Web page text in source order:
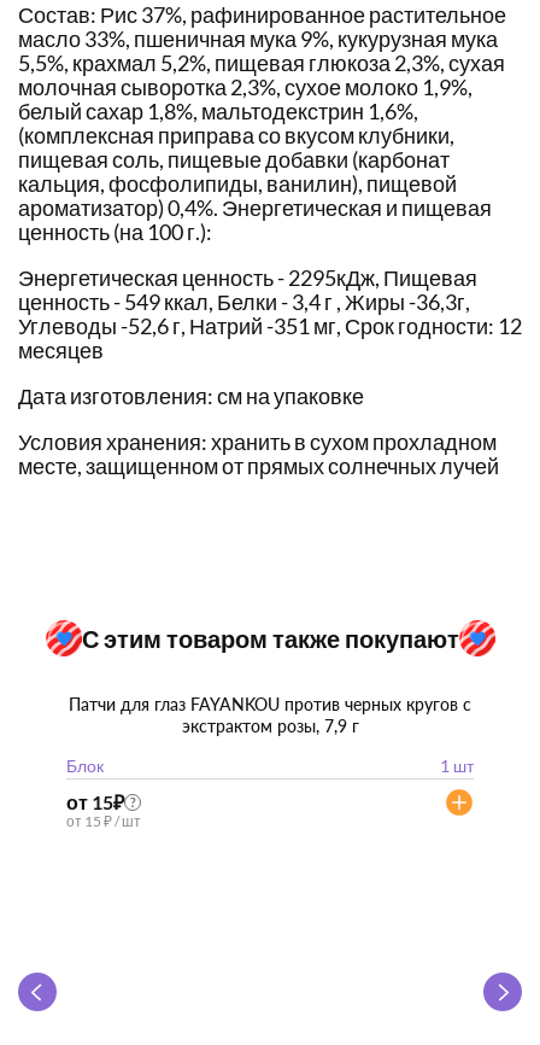
Состав: Рис 37%, рафинированное растительное
масло 33%, пшеничная мука 9%, кукурузная мука
5,5%, крахмал 5,2%, пищевая глюкоза 2,3%, сухая
молочная сыворотка 2,3%, сухое молоко 1,9%,
белый сахар 1,8%, мальтодекстрин 1,6%,
(комплексная приправа со вкусом клубники,
пищевая соль, пищевые добавки (карбонат
кальция, фосфолипиды, ванилин), пищевой
ароматизатор) 0,4%. Энергетическая и пищевая
ценность (на 100 г.):
Энергетическая ценность - 2295кДж, Пищевая
ценность - 549 ккал, Белки - 3,4 г , Жиры -36,3г,
Углеводы -52,6 г, Натрий -351 мг, Срок годности: 12
месяцев
Дата изготовления: см на упаковке
Условия хранения: хранить в сухом прохладном
месте, защищенном от прямых солнечных лучей
С этим товаром также покупают
Патчи для глаз FAYANKOU против черных кругов с
экстрактом розы, 7,9 г
Блок
1 шт
от 15₽ ?
от 15 ₽ / шт